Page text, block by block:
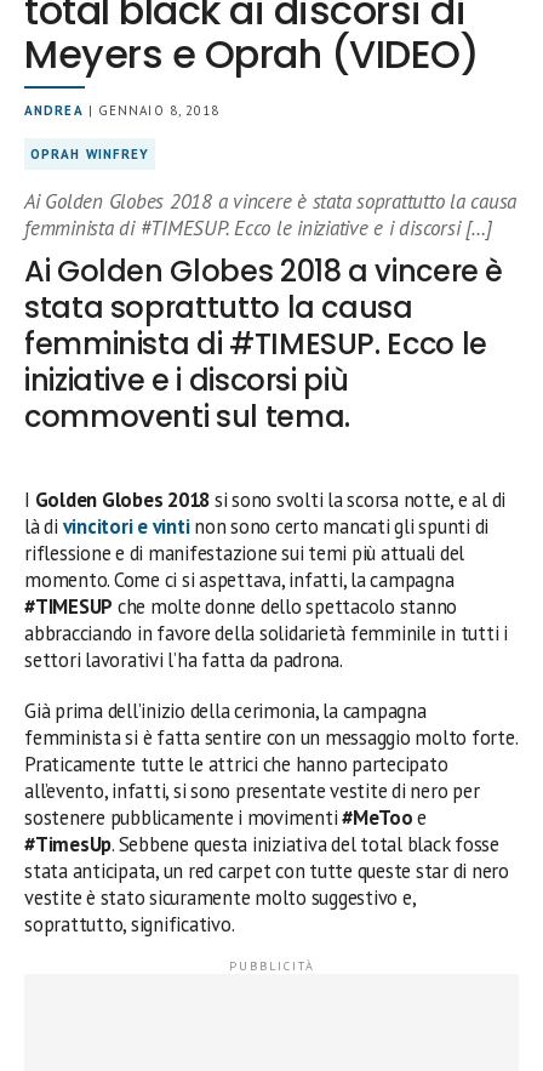
Meyers e Oprah (VIDEO)
ANDREA | GENNAIO 8, 2018
OPRAH WINFREY
Ai Golden Globes 2018 a vincere è stata soprattutto la causa
femminista di #TIMESUP. Ecco le iniziative e i discorsi […]
Ai Golden Globes 2018 a vincere è
stata soprattutto la causa
femminista di #TIMESUP. Ecco le
iniziative e i discorsi più
commoventi sul tema.
I Golden Globes 2018si sono svolti la scorsa notte, e al di
là di vincitori e vintinon sono certo mancati gli spunti di
riflessione e di manifestazione sui temi più attuali del
momento. Come ci si aspettava, infatti, la campagna
#TIMESUP che molte donne dello spettacolo stanno
abbracciando in favore della solidarietà femminile in tutti i
settori lavorativi l’ha fatta da padrona.
Già prima dell’inizio della cerimonia, la campagna
femminista si è fatta sentire con un messaggio molto forte.
Praticamente tutte le attrici che hanno partecipato
all’evento, infatti, si sono presentate vestite di nero per
sostenere pubblicamente i movimenti#MeTooe
#TimesUp. Sebbene questa iniziativa del total black fosse
stata anticipata, un red carpet con tutte queste star di nero
vestite è stato sicuramente molto suggestivo e,
soprattutto, significativo.